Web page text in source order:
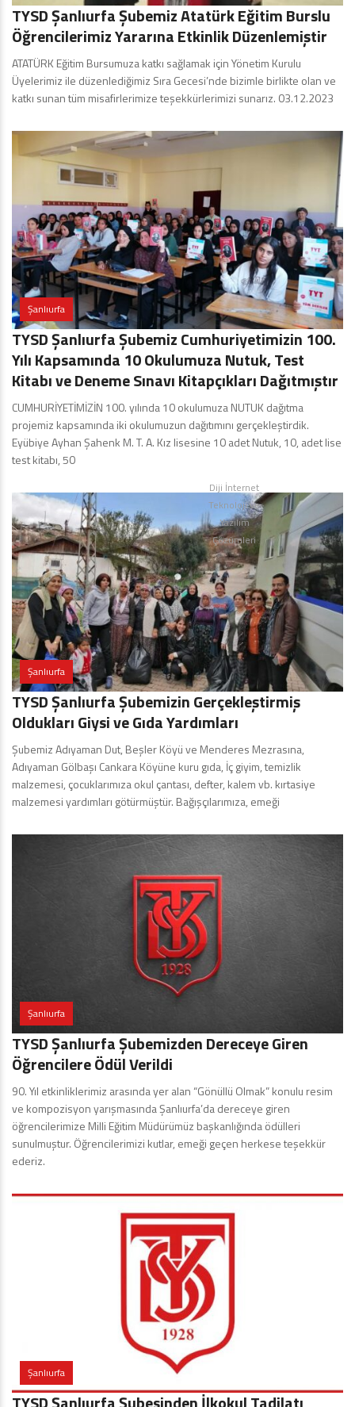
TYSD Şanlıurfa Şubemiz Atatürk Eğitim Burslu
Öğrencilerimiz Yararına Etkinlik Düzenlemiştir
ATATÜRK Eğitim Bursumuza katkı sağlamak için Yönetim Kurulu
Üyelerimiz ile düzenlediğimiz Sıra Gecesi’nde bizimle birlikte olan ve
katkı sunan tüm misafirlerimize teşekkürlerimizi sunarız. 03.12.2023
Şanlıurfa
TYSD Şanlıurfa Şubemiz Cumhuriyetimizin 100.
Yılı Kapsamında 10 Okulumuza Nutuk, Test
Kitabı ve Deneme Sınavı Kitapçıkları Dağıtmıştır
CUMHURİYETİMİZİN 100. yılında 10 okulumuza NUTUK dağıtma
projemiz kapsamında iki okulumuzun dağıtımını gerçekleştirdik.
Eyübiye Ayhan Şahenk M. T. A. Kız lisesine 10 adet Nutuk, 10, adet lise
test kitabı, 50
Şanlıurfa
TYSD Şanlıurfa Şubemizin Gerçekleştirmiş
Oldukları Giysi ve Gıda Yardımları
Şubemiz Adıyaman Dut, Beşler Köyü ve Menderes Mezrasına,
Adıyaman Gölbaşı Cankara Köyüne kuru gıda, İç giyim, temizlik
malzemesi, çocuklarımıza okul çantası, defter, kalem vb. kırtasiye
malzemesi yardımları götürmüştür. Bağışçılarımıza, emeği
Şanlıurfa
TYSD Şanlıurfa Şubemizden Dereceye Giren
Öğrencilere Ödül Verildi
90. Yıl etkinliklerimiz arasında yer alan “Gönüllü Olmak” konulu resim
ve kompozisyon yarışmasında Şanlıurfa’da dereceye giren
öğrencilerimize Milli Eğitim Müdürümüz başkanlığında ödülleri
sunulmuştur. Öğrencilerimizi kutlar, emeği geçen herkese teşekkür
ederiz.
Şanlıurfa
Diji İnternet
Teknoloji ve
Yazılım
Çözümleri